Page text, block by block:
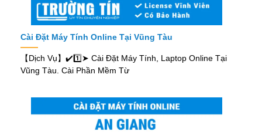
Cài Đặt Máy Tính Online Tại Vũng Tàu
【Dịch Vụ】✔️1️⃣➤ Cài Đặt Máy Tính, Laptop Online Tại
Vũng Tàu. Cài Phần Mềm Từ